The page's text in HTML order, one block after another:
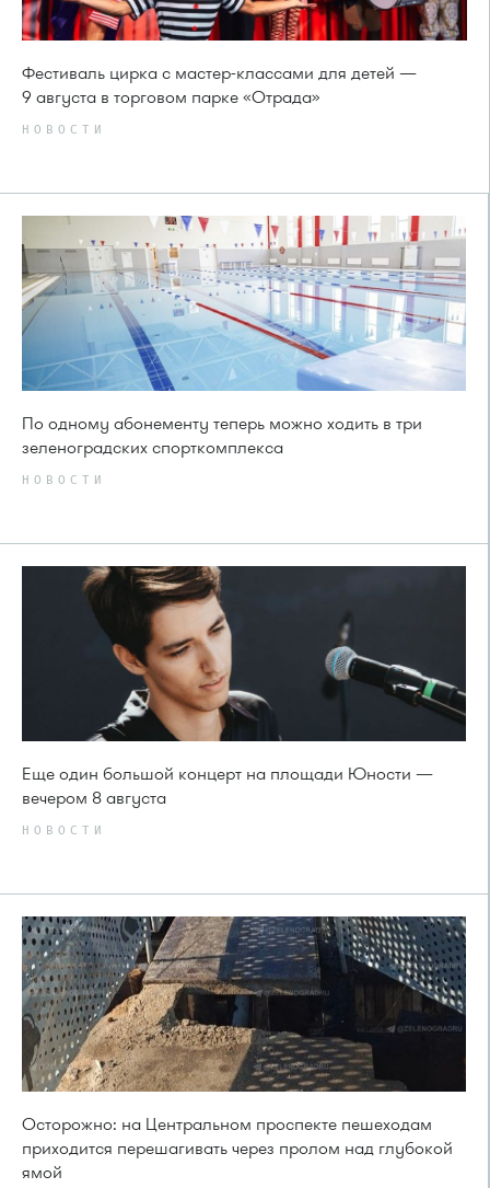
Фестиваль цирка с мастер-классами для детей —
9 августа в торговом парке «Отрада»
НОВОСТИ
По одному абонементу теперь можно ходить в три
зеленоградских спорткомплекса
НОВОСТИ
Еще один большой концерт на площади Юности —
вечером 8 августа
НОВОСТИ
Осторожно: на Центральном проспекте пешеходам
приходится перешагивать через пролом над глубокой
ямой